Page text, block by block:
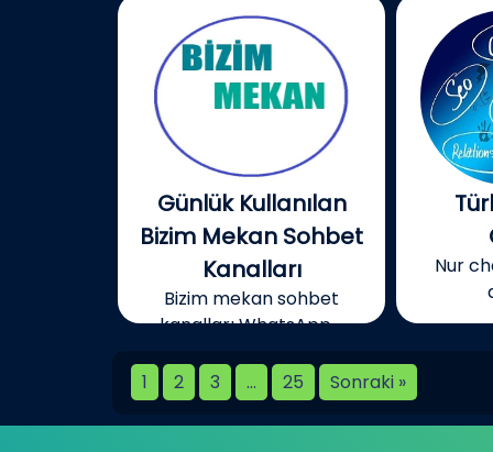
Günlük Kullanılan
Bizim Mekan Sohbet
Kanalları
Bizim mekan sohbet
kanalları WhatsApp,...
Nur
1 2 3 … 25 Sonraki »